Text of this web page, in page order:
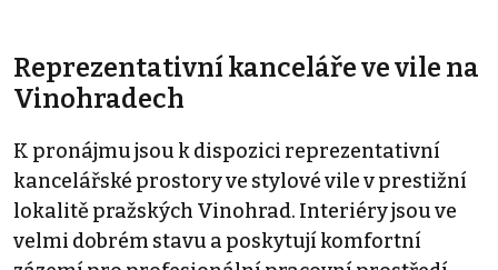
Reprezentativní kanceláře ve vile na
Vinohradech
K pronájmu jsou k dispozici reprezentativní
kancelářské prostory ve stylové vile v prestižní
lokalitě pražských Vinohrad. Interiéry jsou ve
velmi dobrém stavu a poskytují komfortní